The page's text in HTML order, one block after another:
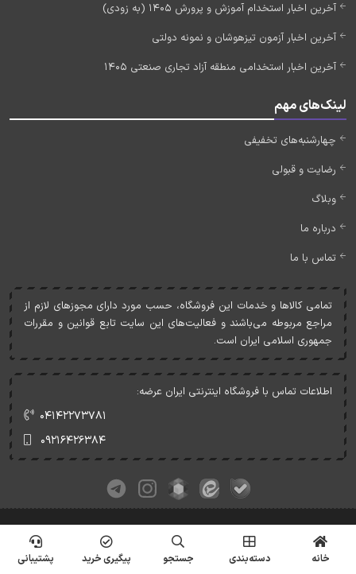
آخرین اخبار استخدام آموزش و پرورش 1405 (به زودی)
آخرین اخبار آزمون تیزهوشان و نمونه دولتی
آخرین اخبار استخدامی منطقه آزاد تجاری صنعتی 1405
لینک‌های مهم
چهارشنبه‌های تخفیفی
رضایت و قبولی
وبلاگ
درباره ما
تماس با ما
تمامی کالاها و خدمات اين فروشگاه، حسب مورد دارای مجوزهای لازم از
مراجع مربوطه می‌باشند و فعاليت‌های اين سايت تابع قوانين و مقررات
جمهوری اسلامی ايران است.
اطلاعات تماس با فروشگاه اینترنتی ایران عرضه:
۰۴۱۴۲۲۷۳۷۸۱
۰۹۲۱۶۴۲۶۳۸۴
خانه دسته‌بندی جستجو پیگیری خرید پشتیبانی